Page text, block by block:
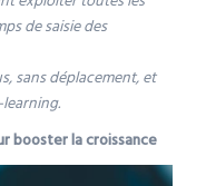
de saisie des
sans déplacement, et
booster la croissance